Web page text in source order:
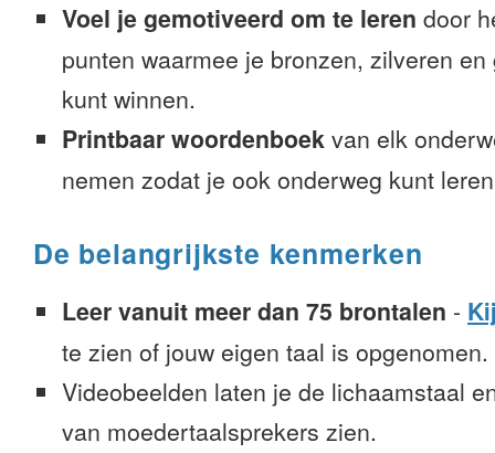
Voel je gemotiveerd om te leren door
punten waarmee je bronzen, zilveren
kunt winnen.
Printbaar woordenboek van elk
nemen zodat je ook onderweg kunt
De belangrijkste kenmerken
Leer vanuit meer dan 75 brontalen -
te zien of jouw eigen taal is opgenomen.
Videobeelden laten je de lichaamstaal
van moedertaalsprekers zien.